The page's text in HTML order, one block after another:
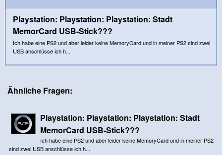
Playstation: Playstation: Playstation: Stadt
MemorCard USB-Stick???
Ich habe eine PS2 und aber leider keine MemoryCard und in meiner PS2 sind zwei
USB anschlüsse ich h...
Ähnliche Fragen:
Playstation: Playstation: Playstation: Stadt
MemorCard USB-Stick???
Ich habe eine PS2 und aber leider keine MemoryCard und in meiner PS2
sind zwei USB anschlüsse ich h...